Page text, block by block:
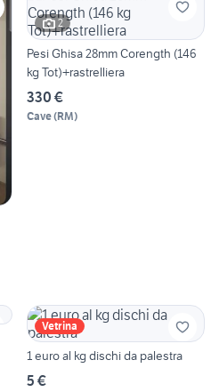
2
Pesi Ghisa 28mm Corength (146
kg Tot)+rastrelliera
330 €
Cave(RM)
Vetrina
1 euro al kg dischi da palestra
5 €